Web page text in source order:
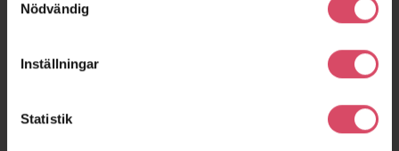
Nödvändig
Inställningar
Statistik